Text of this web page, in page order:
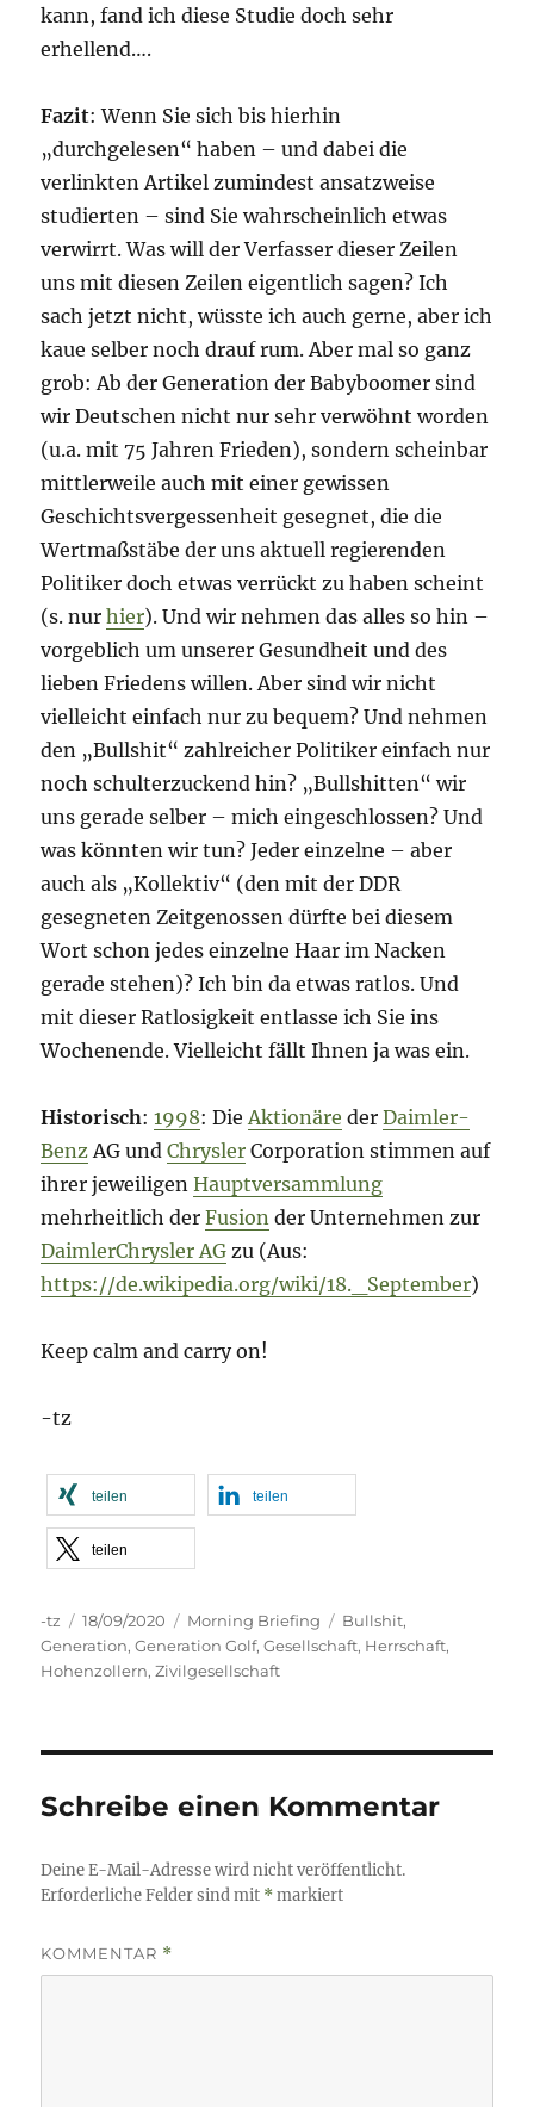
kann, fand ich diese Studie doch sehr
erhellend….
Fazit: Wenn Sie sich bis hierhin
„durchgelesen“ haben – und dabei die
verlinkten Artikel zumindest ansatzweise
studierten – sind Sie wahrscheinlich etwas
verwirrt. Was will der Verfasser dieser Zeilen
uns mit diesen Zeilen eigentlich sagen? Ich
sach jetzt nicht, wüsste ich auch gerne, aber ich
kaue selber noch drauf rum. Aber mal so ganz
grob: Ab der Generation der Babyboomer sind
wir Deutschen nicht nur sehr verwöhnt worden
(u.a. mit 75 Jahren Frieden), sondern scheinbar
mittlerweile auch mit einer gewissen
Geschichtsvergessenheit gesegnet, die die
Wertmaßstäbe der uns aktuell regierenden
Politiker doch etwas verrückt zu haben scheint
(s. nurhier). Und wir nehmen das alles so hin –
vorgeblich um unserer Gesundheit und des
lieben Friedens willen. Aber sind wir nicht
vielleicht einfach nur zu bequem? Und nehmen
den „Bullshit“ zahlreicher Politiker einfach nur
noch schulterzuckend hin? „Bullshitten“ wir
uns gerade selber – mich eingeschlossen? Und
was könnten wir tun? Jeder einzelne – aber
auch als „Kollektiv“ (den mit der DDR
gesegneten Zeitgenossen dürfte bei diesem
Wort schon jedes einzelne Haar im Nacken
gerade stehen)? Ich bin da etwas ratlos. Und
mit dieser Ratlosigkeit entlasse ich Sie ins
Wochenende. Vielleicht fällt Ihnen ja was ein.
Historisch:1998: DieAktionäre derDaimler-
BenzAG undChrysler Corporation stimmen auf
ihrer jeweiligenHauptversammlung
mehrheitlich derFusion der Unternehmen zur
DaimlerChrysler AG zu (Aus:
https://de.wikipedia.org/wiki/18._September)
Keep calm and carry on!
-tz
teilen teilen
teilen
Autor
-tz
Veröffentlicht
am
18/09/2020 Kategorien
Morning Briefing Schlagwörter
Bullshit,
Generation,Generation Golf,Gesellschaft, Herrschaft,
Hohenzollern,Zivilgesellschaft
Schreibe einen Kommentar
Deine E-Mail-Adresse wird nicht veröffentlicht.
Erforderliche Felder sind mit *markiert
KOMMENTAR *